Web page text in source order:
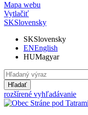
Mapa webu
Vytlačiť
SKSlovensky
SKSlovensky
ENEnglish
HUMagyar
Hľadať
rozšírené vyhľadávanie